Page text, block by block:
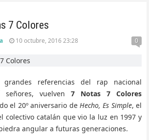
7 Colores
10 octubre, 2016 23:28 0
referencias del rap nacional
señores, vuelven 7 Notas 7 Colores
el 20º aniversario de Hecho, Es Simple, el
colectivo catalán que vio la luz en 1997 y
angular a futuras generaciones.